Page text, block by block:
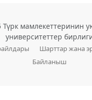
мамлекеттеринин
университеттер
Шарттар жана
Байланыш